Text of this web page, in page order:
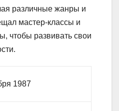
различные жанры и
мастер-классы и
чтобы развивать свои
1987